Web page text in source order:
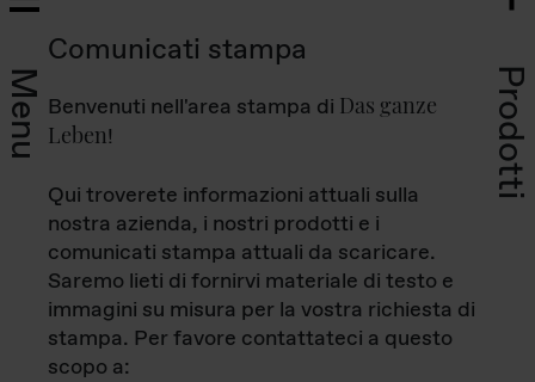
Menu Prodotti
Comunicati stampa
Benvenuti nell'area stampa di Das ganze
Leben!
Qui troverete informazioni attuali sulla
nostra azienda, i nostri prodotti e i
comunicati stampa attuali da scaricare.
Saremo lieti di fornirvi materiale di testo e
immagini su misura per la vostra richiesta di
stampa. Per favore contattateci a questo
scopo a: